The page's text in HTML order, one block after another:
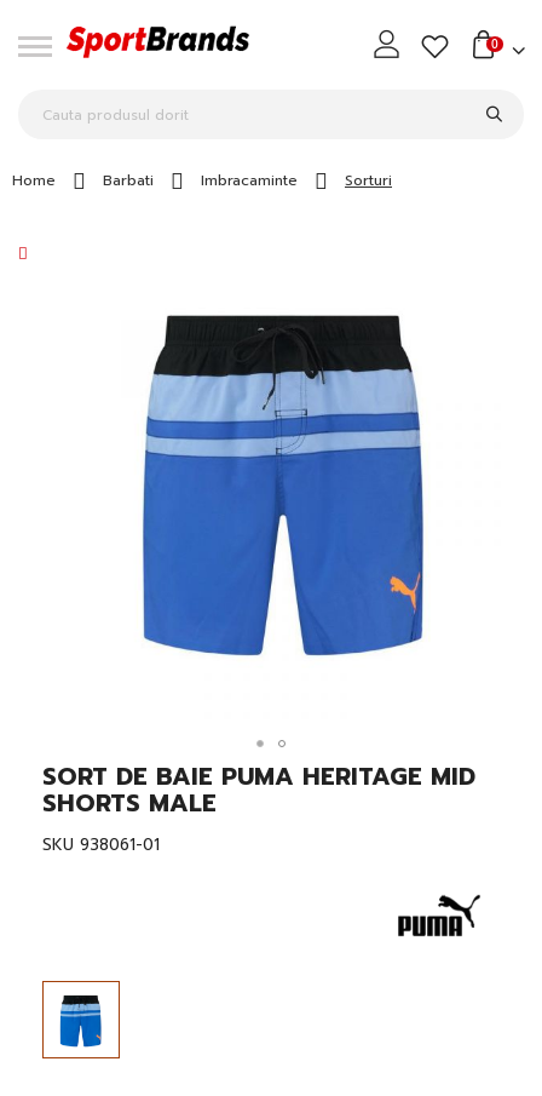
0
Home Barbati Imbracaminte Sorturi
Skip
to
the
beginning
of
SORT DE BAIE PUMA HERITAGE MID
SHORTS MALE
SKU 938061-01